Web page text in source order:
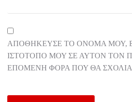
ΑΠΟΘΉΚΕΥΣΕ ΤΟ ΌΝΟΜΆ ΜΟΥ,
ΙΣΤΌΤΟΠΟ ΜΟΥ ΣΕ ΑΥΤΌΝ ΤΟΝ
ΕΠΌΜΕΝΗ ΦΟΡΆ ΠΟΥ ΘΑ